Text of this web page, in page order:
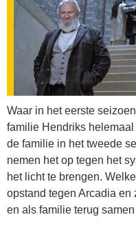
Waar in het eerste
familie Hendriks
de familie in het tweede
nemen het op tegen het
het licht te brengen.
opstand tegen Arcadia
en als familie terug